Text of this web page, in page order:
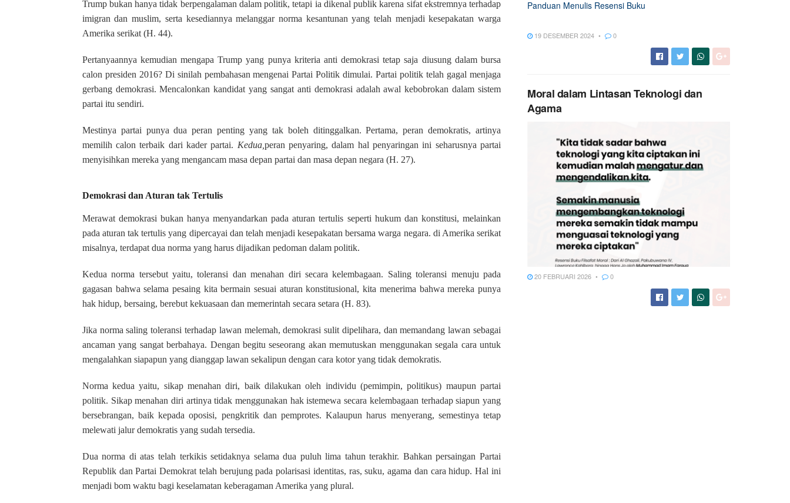
Trump bukan hanya tidak berpengalaman dalam politik, tetapi ia dikenal publik karena sifat ekstremnya terhadap
imigran dan muslim, serta kesediannya melanggar norma kesantunan yang telah menjadi kesepakatan warga
Amerika serikat (H. 44).
Pertanyaannya kemudian mengapa Trump yang punya kriteria anti demokrasi tetap saja diusung dalam bursa
calon presiden 2016? Di sinilah pembahasan mengenai Partai Politik dimulai. Partai politik telah gagal menjaga
gerbang demokrasi. Mencalonkan kandidat yang sangat anti demokrasi adalah awal kebobrokan dalam sistem
partai itu sendiri.
Mestinya partai punya dua peran penting yang tak boleh ditinggalkan.Pertama, peran demokratis, artinya
memilih calon terbaik dari kader partai. Kedua, peran penyaring, dalam hal penyaringan ini seharusnya partai
menyisihkan mereka yang mengancam masa depan partai dan masa depan negara (H. 27).
Demokrasi dan Aturan tak Tertulis
Merawat demokrasi bukan hanya menyandarkan pada aturan tertulis seperti hukum dan konstitusi, melainkan
pada aturan tak tertulis yang dipercayai dan telah menjadi kesepakatan bersama warga negara. di Amerika serikat
misalnya, terdapat dua norma yang harus dijadikan pedoman dalam politik.
Kedua norma tersebut yaitu, toleransi dan menahan diri secara kelembagaan. Saling toleransi menuju pada
gagasan bahwa selama pesaing kita bermain sesuai aturan konstitusional, kita menerima bahwa mereka punya
hak hidup, bersaing, berebut kekuasaan dan memerintah secara setara (H. 83).
Jika norma saling toleransi terhadap lawan melemah, demokrasi sulit dipelihara, dan memandang lawan sebagai
ancaman yang sangat berbahaya. Dengan begitu seseorang akan memutuskan menggunakan segala cara untuk
mengalahkan siapapun yang dianggap lawan sekalipun dengan cara kotor yang tidak demokratis.
Norma kedua yaitu, sikap menahan diri, baik dilakukan oleh individu (pemimpin, politikus) maupun partai
politik. Sikap menahan diri artinya tidak menggunakan hak istemewa secara kelembagaan terhadap siapun yang
bersebrangan, baik kepada oposisi, pengkritik dan pemprotes. Kalaupun harus menyerang, semestinya tetap
melewati jalur demokratis yang sudah tersedia.
Dua norma di atas telah terkikis setidaknya selama dua puluh lima tahun terakhir. Bahkan persaingan Partai
Republik dan Partai Demokrat telah berujung pada polarisasi identitas, ras, suku, agama dan cara hidup. Hal ini
menjadi bom waktu bagi keselamatan keberagaman Amerika yang plural.
Panduan Menulis Resensi Buku
19 DESEMBER 2024 0
Moral dalam Lintasan Teknologi dan
Agama
20 FEBRUARI 2026 0